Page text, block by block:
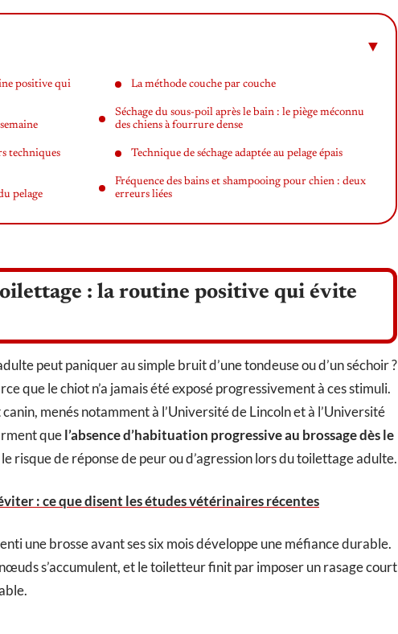
positive qui
techniques
pelage
La méthode couche par couche
Séchage du sous-poil après le bain : le piège méconnu
des chiens à fourrure dense
Technique de séchage adaptée au pelage épais
Fréquence des bains et shampooing pour chien : deux
erreurs liées
: la routine positive qui évite
peut paniquer au simple bruit d’une tondeuse ou d’un séchoir ?
que le chiot n’a jamais été exposé progressivement à ces stimuli.
menés notamment à l’Université de Lincoln et à l’Université
quel’absence d’habituation progressive au brossage dès le
risque de réponse de peur ou d’agression lors du toilettage adulte.
: ce que disent les études vétérinaires récentes
une brosse avant ses six mois développe une méfiance durable.
s’accumulent, et le toiletteur finit par imposer un rasage court